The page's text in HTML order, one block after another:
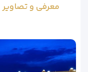
معرفی و تصاویر